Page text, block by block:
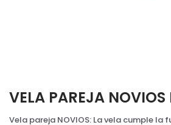
VELA PAREJA NOVIOS
Vela pareja NOVIOS: La vela cumple la